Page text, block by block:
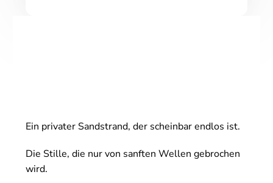
Ein privater Sandstrand, der scheinbar endlos ist.
Die Stille, die nur von sanften Wellen gebrochen
wird.